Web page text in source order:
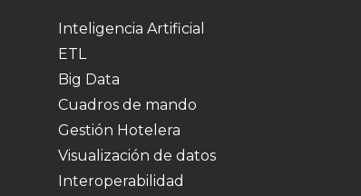
Inteligencia Artificial
ETL
Big Data
Cuadros de mando
Gestión Hotelera
Visualización de datos
Interoperabilidad